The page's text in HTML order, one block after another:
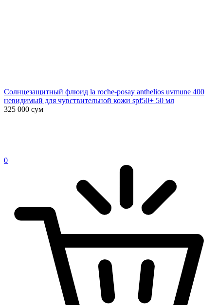
Солнцезащитный флюид la roche-posay anthelios uvmune 400
невидимый для чувствительной кожи spf50+ 50 мл
325 000 сум
0